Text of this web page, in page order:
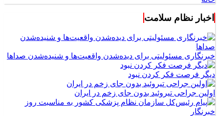
اخبار نظام سلامت
خبرنگاری مسئولیتی برای دیده‌شدن واقعیت‌ها و شنیده‌شدن صداها
دیگر فرصت فکر کردن نبود
اولین جراحی تیروئید بدون جای زخم در ایران